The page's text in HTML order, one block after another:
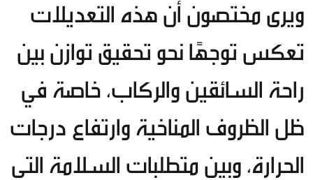
ويرى مختصون أن هذه التعديلات
تعكس توجهًا نحو تحقيق توازن بين
راحة السائقين والركاب، خاصة في
ظل الظروف المناخية وارتفاع درجات
الحرارة، وبين متطلبات السلامة التي